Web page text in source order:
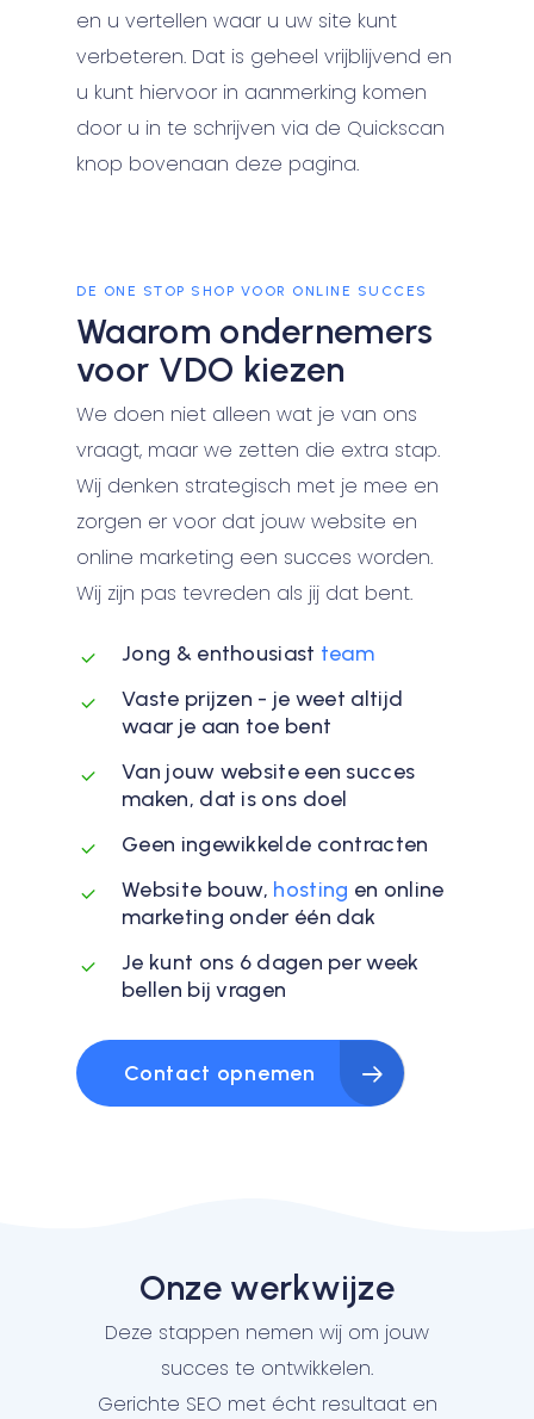
en u vertellen waar u uw site kunt
verbeteren. Dat is geheel vrijblijvend en
u kunt hiervoor in aanmerking komen
door u in te schrijven via de Quickscan
knop bovenaan deze pagina.
DE ONE STOP SHOP VOOR ONLINE SUCCES
Waarom ondernemers
voor VDO kiezen
We doen niet alleen wat je van ons
vraagt, maar we zetten die extra stap.
Wij denken strategisch met je mee en
zorgen er voor dat jouw website en
online marketing een succes worden.
Wij zijn pas tevreden als jij dat bent.
Jong & enthousiast team
Vaste prijzen - je weet altijd
waar je aan toe bent
Van jouw website een succes
maken, dat is ons doel
Geen ingewikkelde contracten
Website bouw, hosting en online
marketing onder één dak
Je kunt ons 6 dagen per week
bellen bij vragen
Contact opnemen
Onze werkwijze
Deze stappen nemen wij om jouw
succes te ontwikkelen.
Gerichte SEO met écht resultaat en